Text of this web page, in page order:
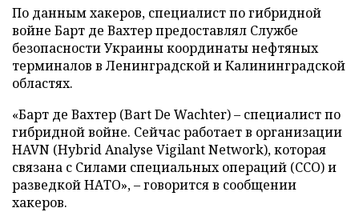
По данным хакеров, специалист по гибридной
войне Барт де Вахтер предоставлял Службе
безопасности Украины координаты нефтяных
терминалов в Ленинградской и Калининградской
областях.
«Барт де Вахтер (Bart De Wachter) – специалист по
гибридной войне. Сейчас работает в организации
HAVN (Hybrid Analyse Vigilant Network), которая
связана с Силами специальных операций (ССО) и
разведкой НАТО», – говорится в сообщении
хакеров.